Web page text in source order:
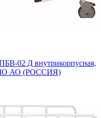
02 Д внутрикорпусная,
АО (РОССИЯ)